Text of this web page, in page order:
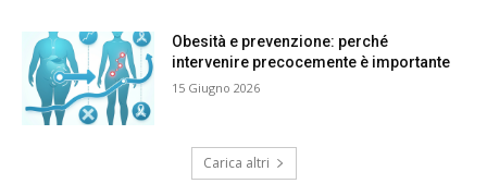
Obesità e prevenzione: perché
intervenire precocemente è importante
15 Giugno 2026
Carica altri